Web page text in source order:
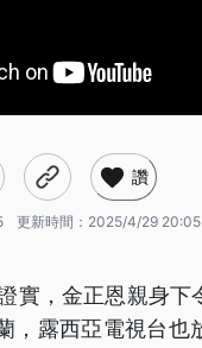
讚
更新時間： 2025/4/29 20:05
實，金正恩親身下
，露西亞電視台也